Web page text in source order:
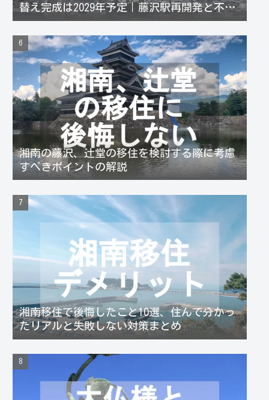
替え完成は2029年予定｜藤沢駅再開発と不動
産価格への影響
湘南の藤沢、辻堂の移住を検討する際に考慮
すべきポイントの解説
湘南移住で後悔したこと10選、住んで分かっ
たリアルと失敗しない対策まとめ